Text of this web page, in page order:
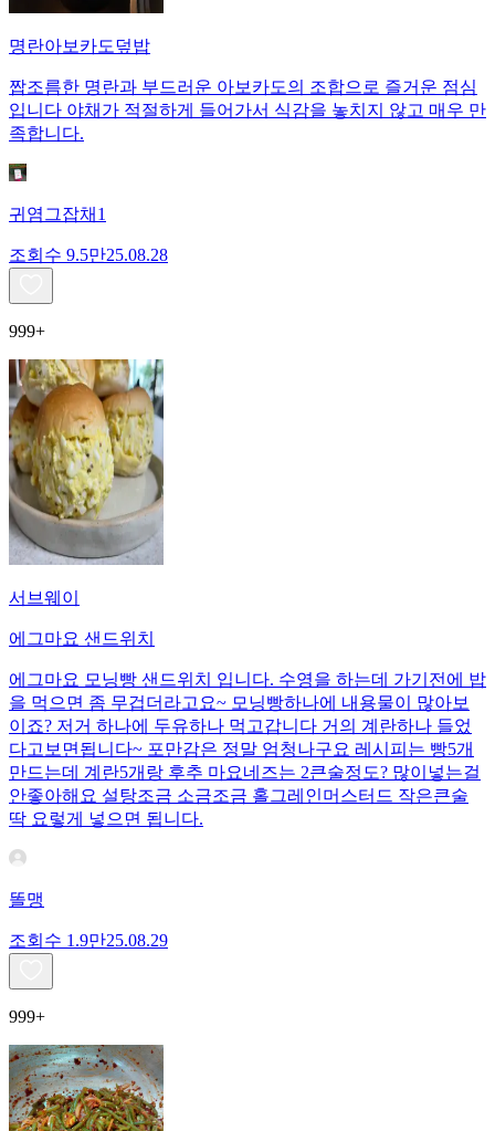
명란아보카도덮밥
짭조름한 명란과 부드러운 아보카도의 조합으로 즐거운 점심
입니다 야채가 적절하게 들어가서 식감을 놓치지 않고 매우 만
족합니다.
귀염그잡채1
조회수 9.5만25.08.28
999+
서브웨이
에그마요 샌드위치
에그마요 모닝빵 샌드위치 입니다. 수영을 하는데 가기전에 밥
을 먹으면 좀 무겁더라고요~ 모닝빵하나에 내용물이 많아보
이죠? 저거 하나에 두유하나 먹고갑니다 거의 계란하나 들었
다고보면됩니다~ 포만감은 정말 엄청나구요 레시피는 빵5개
만드는데 계란5개랑 후추 마요네즈는 2큰술정도? 많이넣는걸
안좋아해요 설탕조금 소금조금 홀그레인머스터드 작은큰술
딱 요렇게 넣으면 됩니다.
똘맹
조회수 1.9만25.08.29
999+